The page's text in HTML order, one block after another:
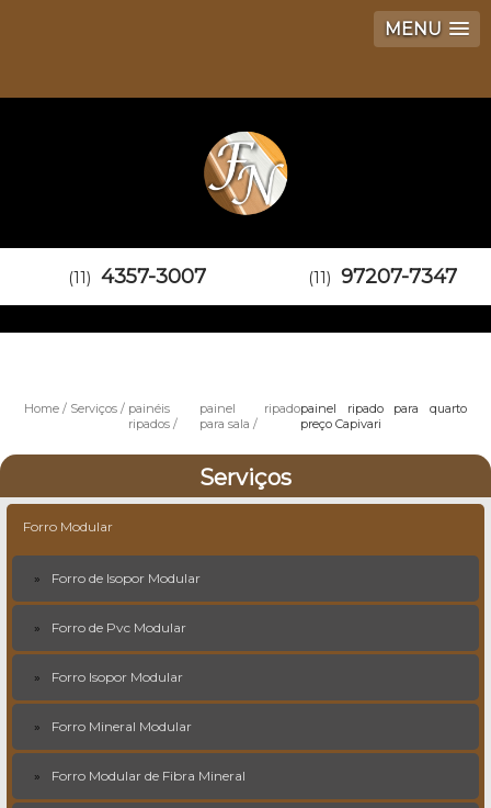
MENU
(11) 4357-3007 (11) 97207-7347
Home Serviços
painéis
ripados
painel ripado
para sala
painel ripado para quarto
preço Capivari
Serviços
Forro Modular
Forro de Isopor Modular
Forro de Pvc Modular
Forro Isopor Modular
Forro Mineral Modular
Forro Modular de Fibra Mineral